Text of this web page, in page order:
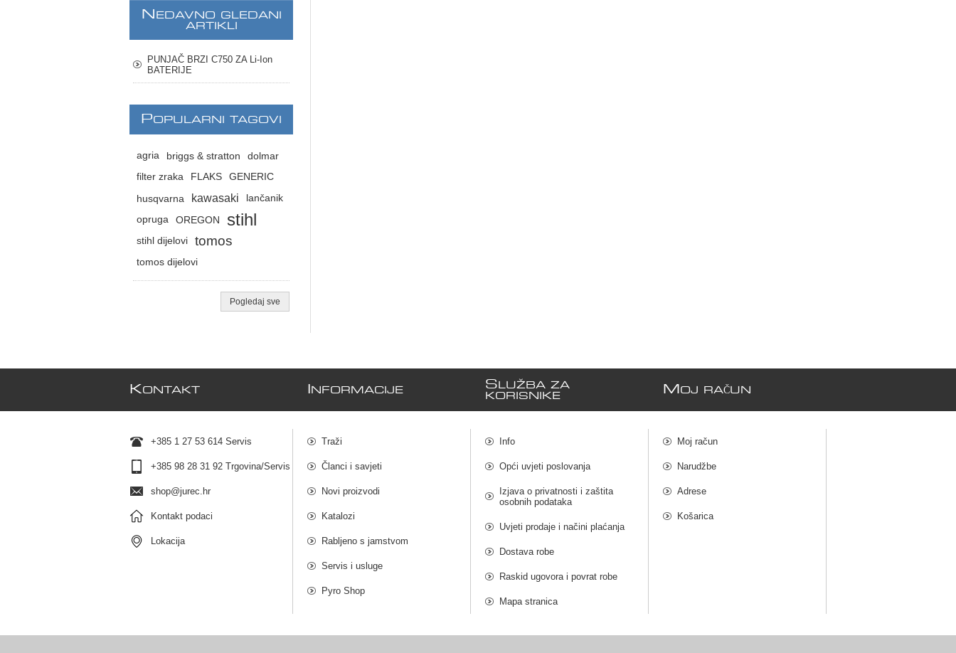
N EDAVNO GLEDANI
ARTIKLI
PUNJAČ BRZI C750 ZA Li-Ion
BATERIJE
POPULARNI TAGOVI
agria briggs & stratton dolmar
filter zraka FLAKS GENERIC
husqvarna kawasaki
lančanik
opruga
OREGON stihl
stihl dijelovi tomos
tomos dijelovi
Pogledaj sve
KONTAKT
+385 1 27 53 614 Servis
+385 98 28 31 92 Trgovina/Servis
shop@jurec.hr
Kontakt podaci
Lokacija
NFORMACIJE
Traži
Članci i savjeti
Novi proizvodi
Katalozi
Rabljeno s jamstvom
Servis i usluge
Pyro Shop
S LUŽBA ZA
KORISNIKE
Info
Opći uvjeti poslovanja
Izjava o privatnosti i zaštita
osobnih podataka
Uvjeti prodaje i načini plaćanja
Dostava robe
Raskid ugovora i povrat robe
Mapa stranica
M OJ RAČUN
Moj račun
Narudžbe
Adrese
Košarica